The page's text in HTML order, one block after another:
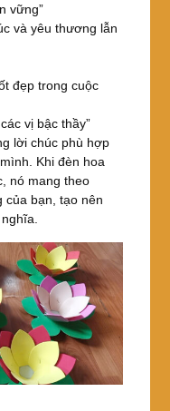
vững”
và yêu thương lẫn
đẹp trong cuộc
vị bậc thầy”
lời chúc phù hợp
Khi đèn hoa
nó mang theo
của bạn, tạo nên